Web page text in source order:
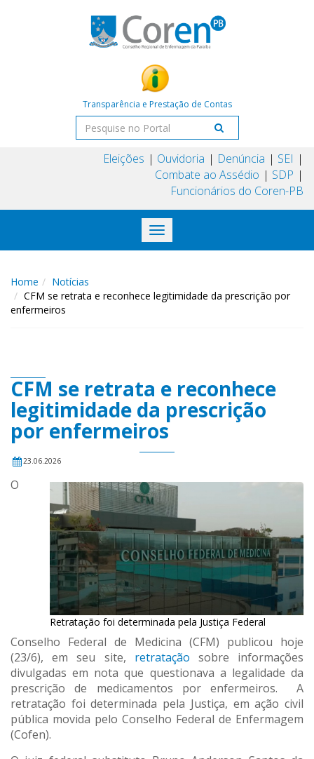
Transparência e Prestação de Contas
Eleições Ouvidoria Denúncia
SEI
Combate ao Assédio
SDP
Funcionários do Coren-PB
Toggle
navigation
Home
Notícias
CFM se retrata e reconhece legitimidade da prescrição por
enfermeiros
CFM se retrata e reconhece
legitimidade da prescrição
por enfermeiros
23.06.2026
Retratação foi determinada pela Justiça Federal
O
Conselho Federal de Medicina (CFM) publicou hoje
(23/6), em seu site, retratação sobre informações
divulgadas em nota que questionava a legalidade da
prescrição de medicamentos por enfermeiros. A
retratação foi determinada pela Justiça, em ação civil
pública movida pelo Conselho Federal de Enfermagem
(Cofen).